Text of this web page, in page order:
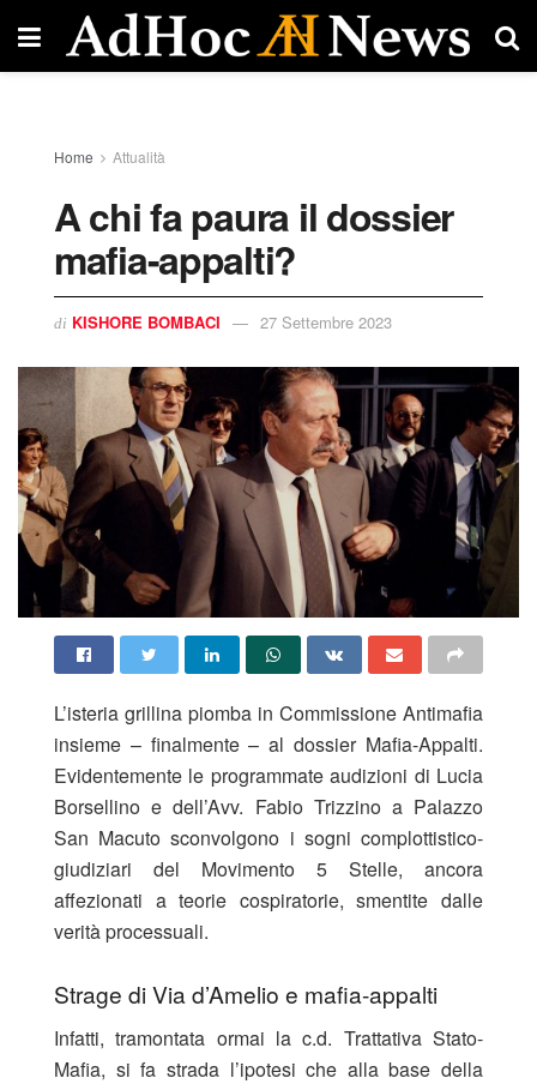
Home Attualità
A chi fa paura il dossier
mafia-appalti?
di KISHORE BOMBACI 27 Settembre 2023
L’isteria grillina piomba in Commissione Antimafia
insieme – finalmente – al dossier Mafia-Appalti.
Evidentemente le programmate audizioni di Lucia
Borsellino e dell’Avv. Fabio Trizzino a Palazzo
San Macuto sconvolgono i sogni complottistico-
giudiziari del Movimento 5 Stelle, ancora
affezionati a teorie cospiratorie, smentite dalle
verità processuali.
Strage di Via d’Amelio e mafia-appalti
Infatti, tramontata ormai la c.d. Trattativa Stato-
Mafia, si fa strada l’ipotesi che alla base della